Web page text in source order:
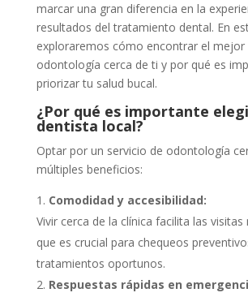
marcar una gran diferencia en la
resultados del tratamiento dental. En
exploraremos cómo encontrar el mejor
odontología cerca de ti y por qué es
priorizar tu salud bucal.
¿Por qué es importante
dentista local?
Optar por un servicio de odontología
múltiples beneficios:
Comodidad y accesibilidad:
Vivir cerca de la clínica facilita las visitas
que es crucial para chequeos
tratamientos oportunos.
Respuestas rápidas en